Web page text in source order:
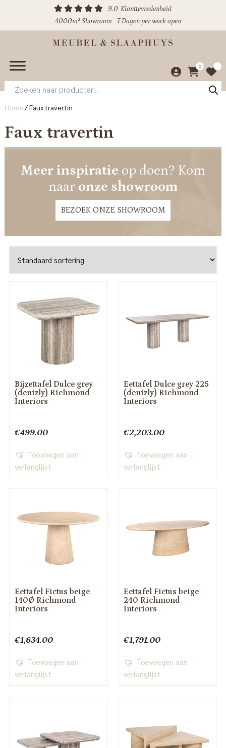
9.0 Klanttevredenheid
4000m² Showroom
7 Dagen per week open
0
Producten
zoeken
Home /Faux travertin
Faux travertin
Meer inspiratie op doen? Kom
naar onze showroom
BEZOEK ONZE SHOWROOM
Bijzettafel Dulce grey
(denizly) Richmond
Interiors
€499.00
Toevoegen aan
verlanglijst
Eettafel Dulce grey 225
(denizly) Richmond
Interiors
€2,203.00
Toevoegen aan
verlanglijst
Eettafel Fictus beige
140Ø Richmond
Interiors
€1,634.00
Toevoegen aan
verlanglijst
Eettafel Fictus beige
240 Richmond
Interiors
€1,791.00
Toevoegen aan
verlanglijst